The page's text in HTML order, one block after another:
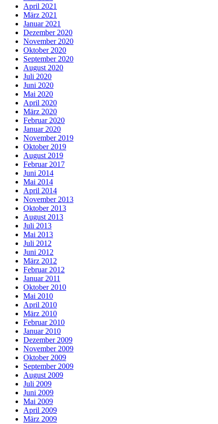
April 2021
März 2021
Januar 2021
Dezember 2020
November 2020
Oktober 2020
September 2020
August 2020
Juli 2020
Juni 2020
Mai 2020
April 2020
März 2020
Februar 2020
Januar 2020
November 2019
Oktober 2019
August 2019
Februar 2017
Juni 2014
Mai 2014
April 2014
November 2013
Oktober 2013
August 2013
Juli 2013
Mai 2013
Juli 2012
Juni 2012
März 2012
Februar 2012
Januar 2011
Oktober 2010
Mai 2010
April 2010
März 2010
Februar 2010
Januar 2010
Dezember 2009
November 2009
Oktober 2009
September 2009
August 2009
Juli 2009
Juni 2009
Mai 2009
April 2009
März 2009